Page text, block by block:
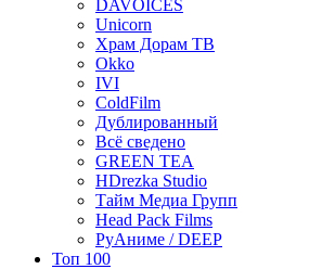
DAVOICES
Unicorn
Храм Дорам ТВ
Okko
IVI
ColdFilm
Дублированный
Всё сведено
GREEN TEA
HDrezka Studio
Тайм Медиа Групп
Head Pack Films
РуАниме / DEEP
Топ 100